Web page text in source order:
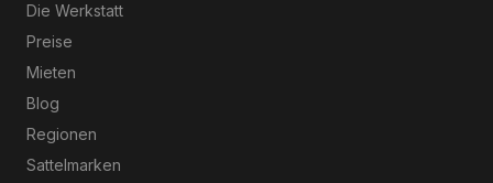
Die Werkstatt
Preise
Mieten
Blog
Regionen
Sattelmarken